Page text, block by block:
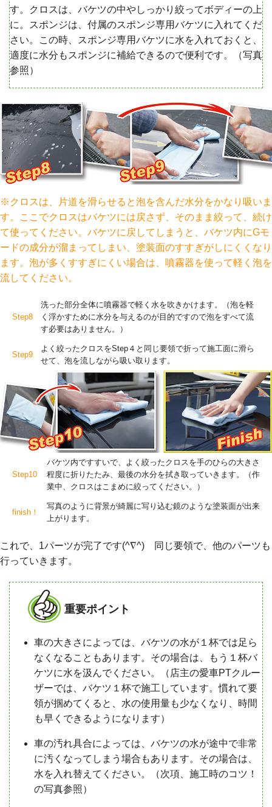
す。クロスは、バケツの中やしっかり絞ってボディーの上
に。スポンジは、付属のスポンジ専用バケツに入れてくだ
さい。この時、スポンジ専用バケツに水を入れておくと、
適度に水分もスポンジに補給できるので便利です。（写真
参照）
※クロスは、片道を滑らせると泡を含んだ水分をかなり吸いま
す。ここでクロスはバケツには戻さず、そのまま絞って、続け
て使ってください。バケツに戻してしまうと、バケツ内にGモ
ードの成分が溜まってしまい、塗装面のすすぎがしにくくなり
ます。泡が多くすすぎにくい場合は、噴霧器を使って軽く泡を
流してください。
Step8
洗った部分全体に噴霧器で軽く水を吹きかけます。（泡を軽
く浮かすために水分を与えるのが目的ですので泡をすべて流
す必要はありません。）
Step9
よく絞ったクロスをStep４と同じ要領で折って施工面に滑ら
せて、泡を流しながら吸い取ります。
Step10
バケツ内ですすいで、よく絞ったクロスを手のひらの大きさ
程度に折りたたみ、最後の水分を拭き取っていきます。（作
業中、クロスはこまめに絞ってください。）
finish！
写真のように背景が綺麗に写り込む鏡のような塗装面が出来
上がります。
これで、1パーツが完了です(^∇^) 同じ要領で、他のパーツも
行っていきます。
重要ポイント
車の大きさによっては、バケツの水が１杯では足ら
なくなることもあります。その場合は、もう１杯バ
ケツに水を汲んでください。（店主の愛車PTクルー
ザーでは、バケツ１杯で施工しています。慣れて要
領が掴めてくると、水の使用量も少なくなり、時間
も早くできるようになります）
車の汚れ具合によっては、バケツの水が途中で非常
に汚くなってしまう場合もあります。その場合は、
水を入れ替えてください。（次項、施工時のコツ！
の写真参照）